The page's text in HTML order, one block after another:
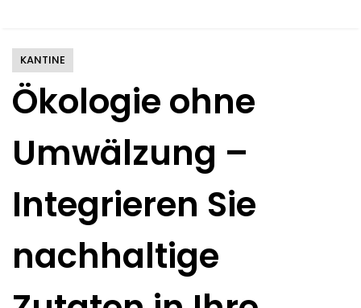
Ökologie ohne
Umwälzung –
Integrieren Sie
nachhaltige
KANTINE